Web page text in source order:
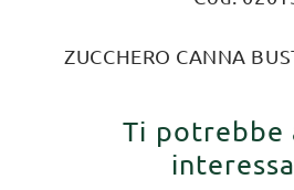
ZUCCHERO CANNA
Ti potrebbe